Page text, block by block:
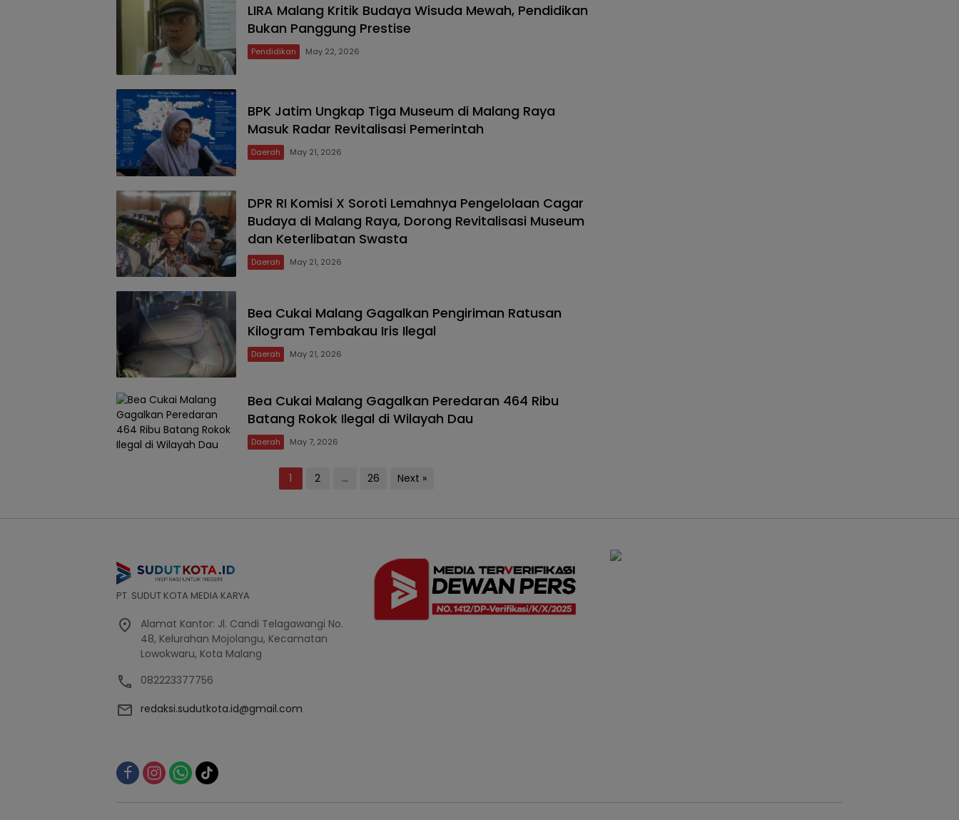
LIRA Malang Kritik Budaya Wisuda Mewah, Pendidikan
Bukan Panggung Prestise
Pendidikan May 22, 2026
BPK Jatim Ungkap Tiga Museum di Malang Raya
Masuk Radar Revitalisasi Pemerintah
Daerah May 21, 2026
DPR RI Komisi X Soroti Lemahnya Pengelolaan Cagar
Budaya di Malang Raya, Dorong Revitalisasi Museum
dan Keterlibatan Swasta
Daerah May 21, 2026
Bea Cukai Malang Gagalkan Pengiriman Ratusan
Kilogram Tembakau Iris Ilegal
Daerah May 21, 2026
Bea Cukai Malang Gagalkan Peredaran 464 Ribu
Batang Rokok Ilegal di Wilayah Dau
Daerah May 7, 2026
1 2 … 26 Next »
PT. SUDUT KOTA MEDIA KARYA
Alamat Kantor: Jl. Candi Telagawangi No.
48, Kelurahan Mojolangu, Kecamatan
Lowokwaru, Kota Malang
082223377756
redaksi.sudutkota.id@gmail.com